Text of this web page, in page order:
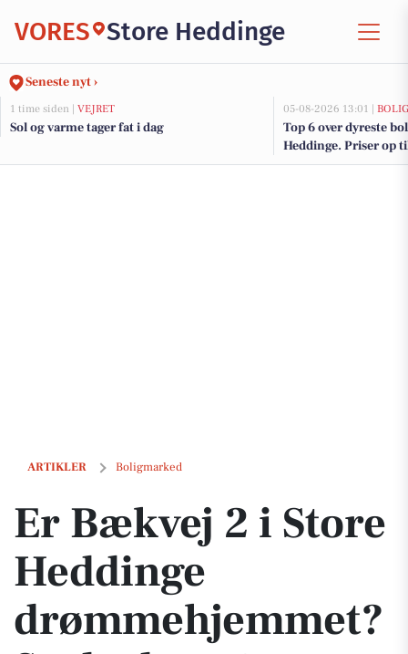
VORES Store Heddinge
Seneste nyt ›
1 time siden | VEJRET
Sol og varme tager fat i dag
05-08-2026 13:01 |
Top 6 over dyreste
Heddinge. Priser op
ARTIKLER Boligmarked
Er Bækvej 2 i Store Heddinge drømmehjemmet? Se de dyreste
Er Bækvej 2 i Store
Heddinge
drømmehjemmet?